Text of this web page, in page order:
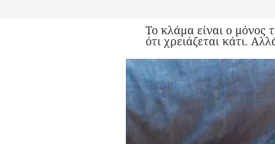
Το κλάμα είναι ο μόνος
ότι χρειάζεται κάτι.